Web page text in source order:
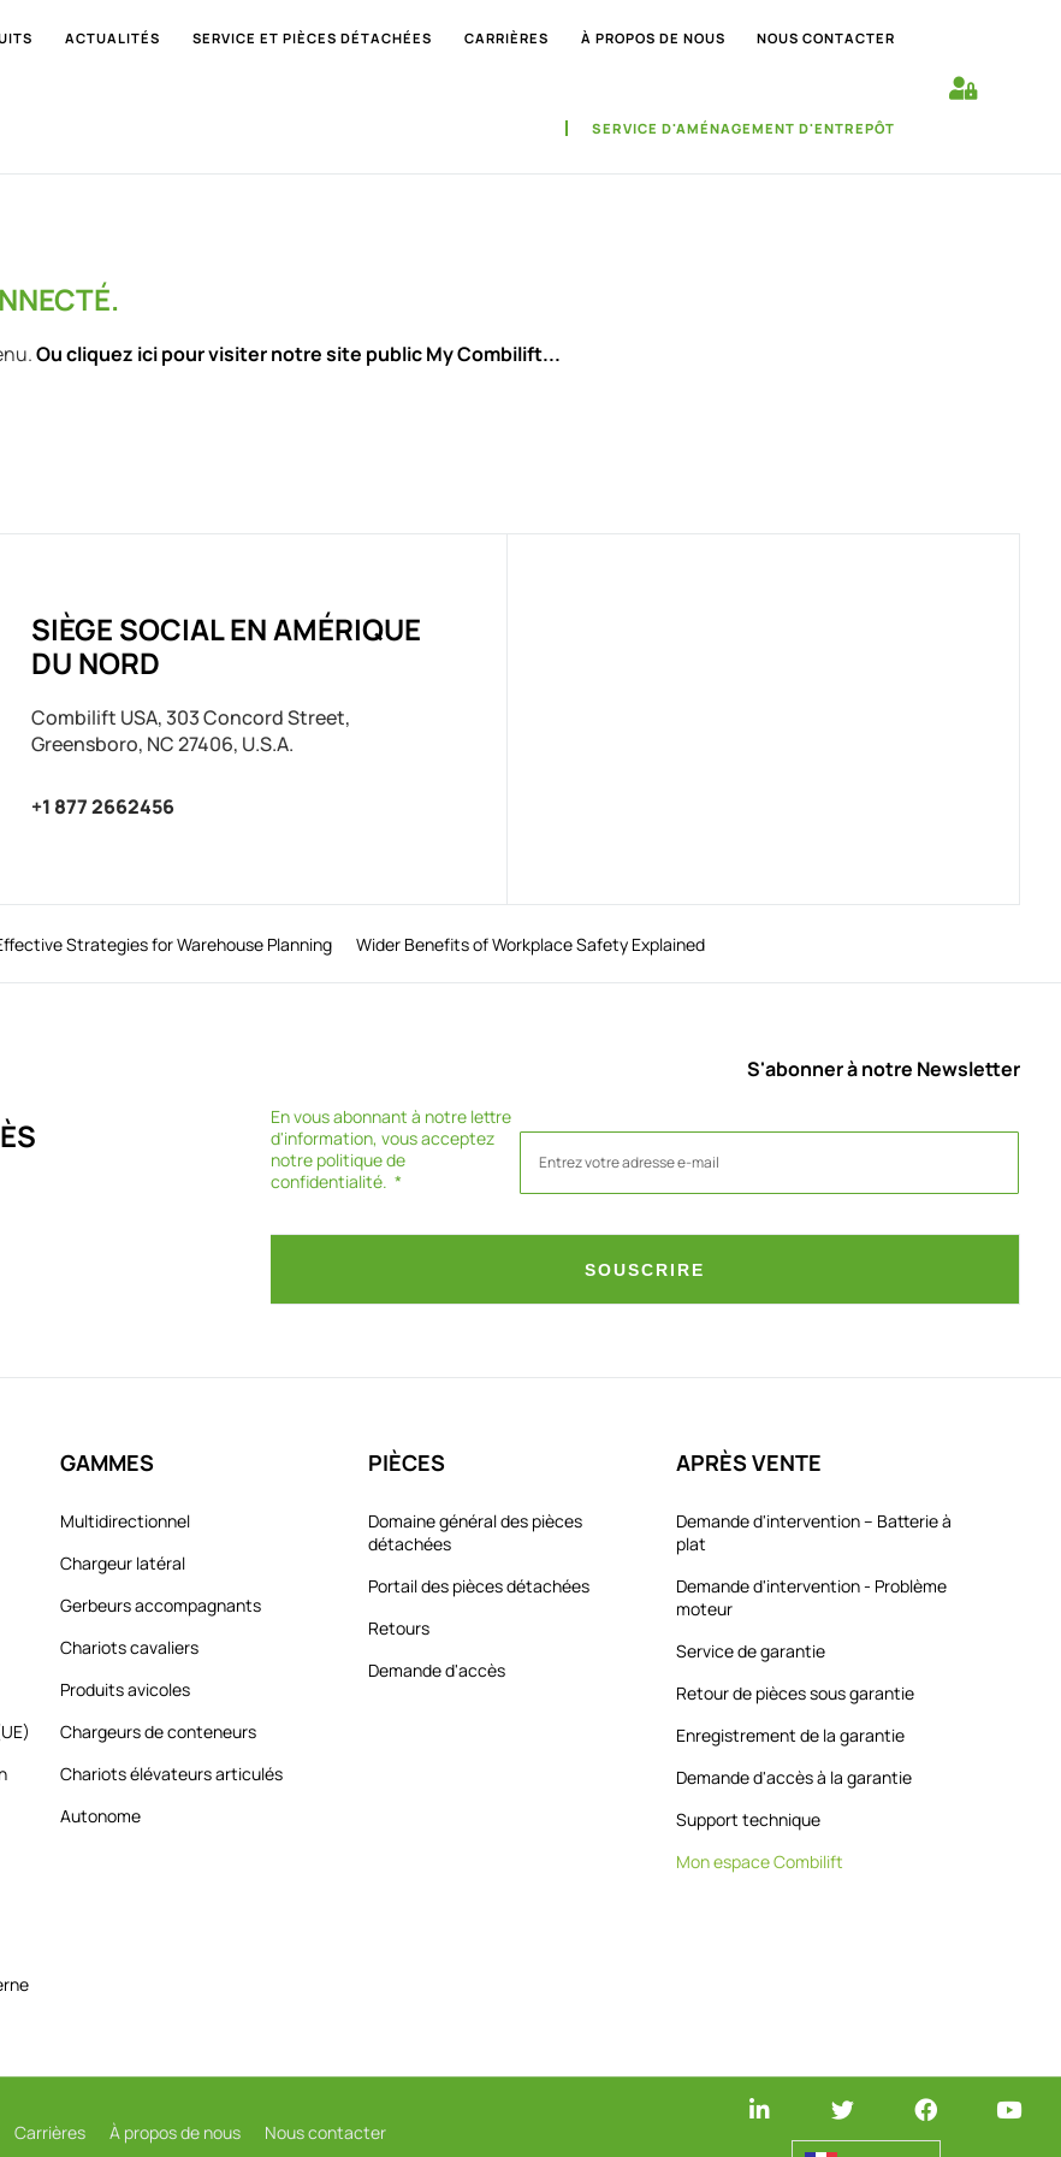
ACTUALITÉS SERVICE ET PIÈCES DÉTACHÉES CARRIÈRES À PROPOS DE NOUS NOUS CONTACTER
SERVICE D'AMÉNAGEMENT D'ENTREPÔT
Ou cliquez ici pour visiter notre site public My Combilift...
SIÈGE SOCIAL EN AMÉRIQUE
DU NORD
Combilift USA, 303 Concord Street,
Greensboro, NC 27406, U.S.A.
+1 877 2662456
Strategies for Warehouse Planning Wider Benefits of Workplace Safety Explained
S'abonner à notre Newsletter
En vous abonnant à notre lettre
d'information, vous acceptez
notre politique de
confidentialité.
SOUSCRIRE
GAMMES
Multidirectionnel
Chargeur latéral
Gerbeurs accompagnants
Chariots cavaliers
Produits avicoles
Chargeurs de conteneurs
Chariots élévateurs articulés
Autonome
PIÈCES
Domaine général des pièces
détachées
Portail des pièces détachées
Retours
Demande d'accès
APRÈS VENTE
Demande d'intervention – Batterie à
plat
Demande d'intervention - Problème
moteur
Service de garantie
Retour de pièces sous garantie
Enregistrement de la garantie
Demande d'accès à la garantie
Support technique
Mon espace Combilift
Carrières À propos de nous
Nous contacter